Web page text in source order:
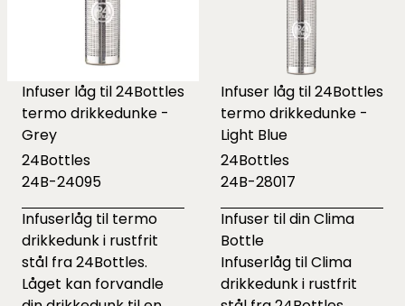
Infuser låg til 24Bottles
termo drikkedunke -
Grey
24Bottles
24B-24095
Infuserlåg til termo
drikkedunk i rustfrit
stål fra 24Bottles.
Låget kan forvandle
Infuser låg til 24Bottles
termo drikkedunke -
Light Blue
24Bottles
24B-28017
Infuser til din Clima
Bottle
Infuserlåg til Clima
drikkedunk i rustfrit